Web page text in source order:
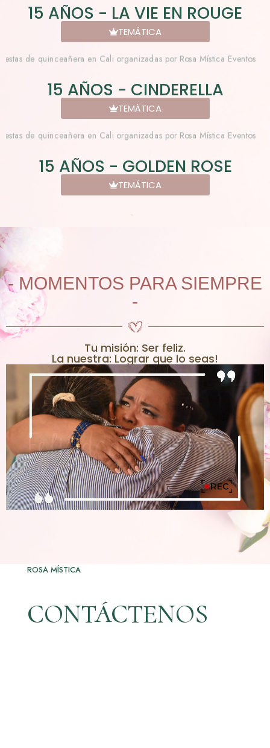
15 AÑOS - LA VIE EN ROUGE
TEMÁTICA
15 AÑOS - CINDERELLA
TEMÁTICA
15 AÑOS - GOLDEN ROSE
TEMÁTICA
- MOMENTOS PARA SIEMPRE
-
Tu misión: Ser feliz.
La nuestra: Lograr que lo seas!
ROSA MÍSTICA
CONTÁCTENOS